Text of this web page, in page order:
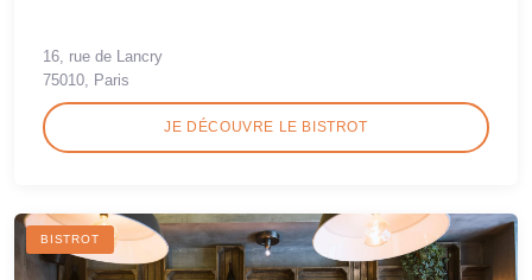
16, rue de Lancry
75010, Paris
JE DÉCOUVRE LE BISTROT
BISTROT